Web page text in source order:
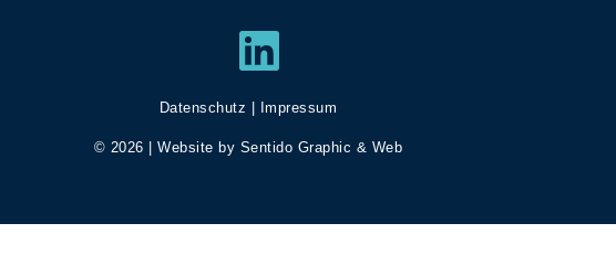
LinkedIn
Datenschutz Impressum
© 2026 | Website by Sentido Graphic & Web